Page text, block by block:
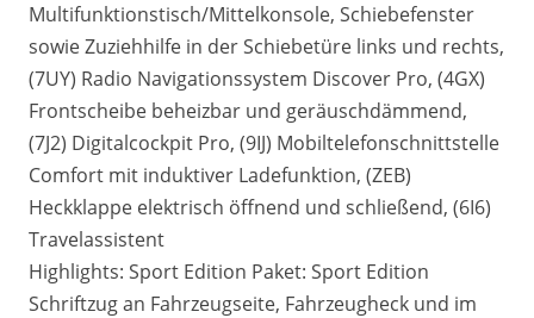
Multifunktionstisch/Mittelkonsole, Schiebefenster
sowie Zuziehhilfe in der Schiebetüre links und rechts,
(7UY) Radio Navigationssystem Discover Pro, (4GX)
Frontscheibe beheizbar und geräuschdämmend,
(7J2) Digitalcockpit Pro, (9IJ) Mobiltelefonschnittstelle
Comfort mit induktiver Ladefunktion, (ZEB)
Heckklappe elektrisch öffnend und schließend, (6I6)
Travelassistent
Highlights: Sport Edition Paket: Sport Edition
Schriftzug an Fahrzeugseite, Fahrzeugheck und im